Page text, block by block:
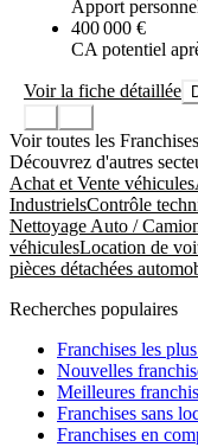
Apport
400 000 €
CA potentiel
Voir la fiche détaillée
Voir toutes les
Découvrez d'autres
Achat et Vente véhicules
IndustrielsContrôle
Nettoyage Auto /
véhiculesLocation de
pièces détachées
Recherches populaires
Franchises les
Nouvelles
Meilleures
Franchises sans
Franchises en